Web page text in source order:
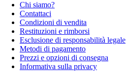
Chi siamo?
Contattaci
Condizioni di vendita
Restituzioni e rimborsi
Esclusione di responsabilità legale
Metodi di pagamento
Prezzi e opzioni di consegna
Informativa sulla privacy